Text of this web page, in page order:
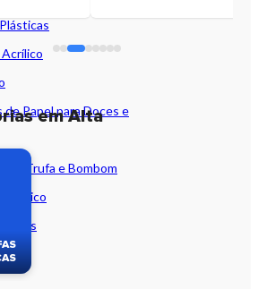
de Papel para Doces e
Trufa e Bombom
Acrílico
em Alta